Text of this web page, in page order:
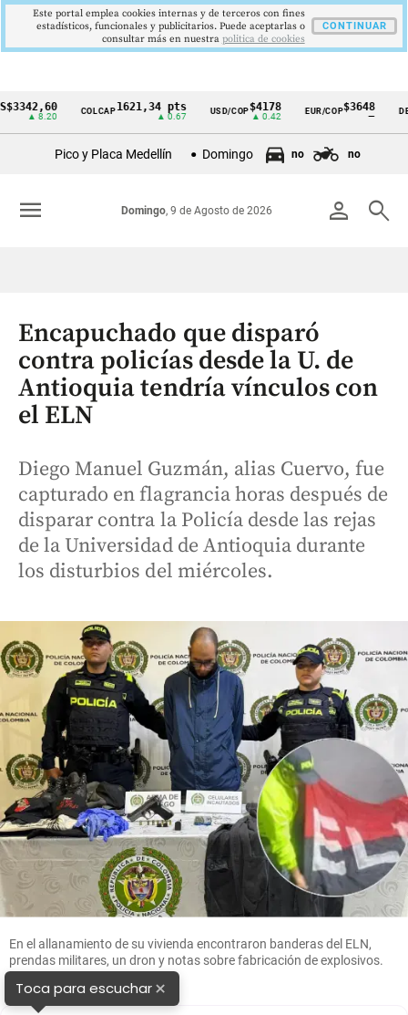
Cintillo
Colombia
COLCAP1621,34 pts USD/COP$4178
▲ 0.42
EUR/COP$3648
—
Pico y Placa Medellín Domingo no no
person search
Domingo, 9 de Agosto de 2026
menu
Encapuchado que disparó
contra policías desde la U. de
Antioquia tendría vínculos con
el ELN
Diego Manuel Guzmán, alias Cuervo, fue
capturado en flagrancia horas después de
disparar contra la Policía desde las rejas
de la Universidad de Antioquia durante
los disturbios del miércoles.
En el allanamiento de su vivienda encontraron banderas del ELN,
prendas militares, un dron y notas sobre fabricación de explosivos.
Fotos: cortesía
Toca para escuchar×
Este portal emplea cookies internas y de terceros con fines
estadísticos, funcionales y publicitarios. Puede aceptarlas o
consultar más en nuestra politica de cookies
CONTINUAR